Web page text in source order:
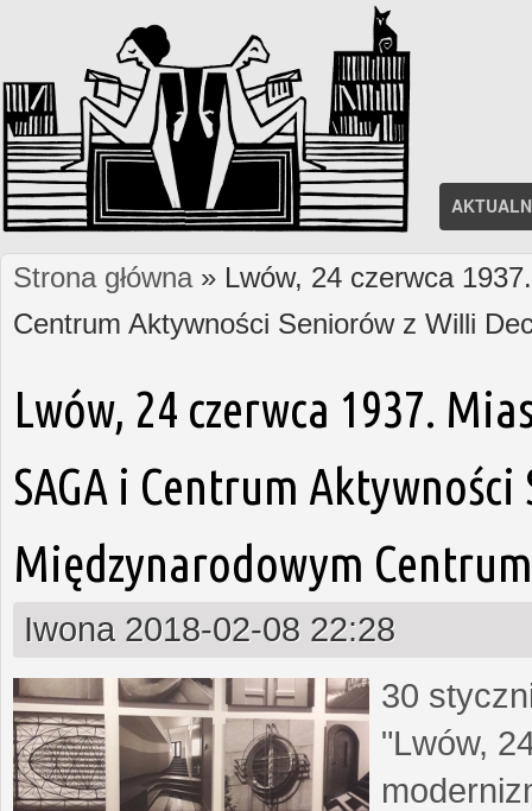
Jesteś tutaj
Strona główna» Lwów, 24 czerwca
Centrum Aktywności Seniorów z Willi
Lwów, 24 czerwca 1937.
SAGA i Centrum
Międzynarodowym
Iwona 2018-02-08 22:28
30
"Lwów,